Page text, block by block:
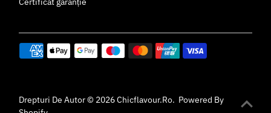
Drepturi De Autor © 2026Chicflavour.ro. Powered By